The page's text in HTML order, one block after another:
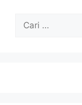
Cari